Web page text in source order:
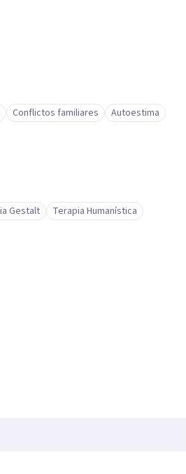
Conflictos familiares
Autoestima
Gestalt
Terapia Humanística